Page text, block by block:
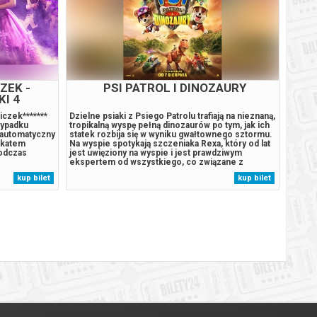
nieznaną,
jak ich
sztormu.
od lat
z
się spod
burmistrz
kup bilet
PSI PATROL I DINOZAURY
Dzielne psiaki z Psiego Patrolu trafiają na nieznaną,
tropikalną wyspę pełną dinozaurów po tym, jak ich
statek rozbija się w wyniku gwałtownego sztormu.
Na wyspie spotykają szczeniaka Rexa, który od lat
jest uwięziony na wyspie i jest prawdziwym
ekspertem od wszystkiego, co związane z
pradawnymi gadami. Sytuacja wymyka się spod
kontroli, gdy odwieczny rywal piesków, burmistrz
Humdinger, zaczyna pozyskiwać...
kup bilet